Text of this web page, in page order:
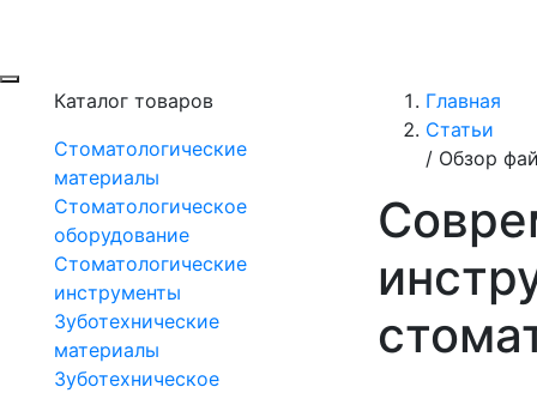
Каталог товаров
Стоматологические
материалы
Стоматологическое
оборудование
Стоматологические
инструменты
Зуботехнические
материалы
Зуботехническое
Главная
Статьи
/ Обзор